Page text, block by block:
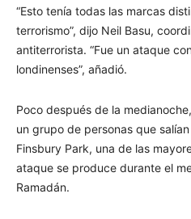
“Esto tenía todas las marcas
terrorismo”, dijo Neil Basu,
antiterrorista. “Fue un ataque
londinenses”, añadió.
Poco después de la
un grupo de personas que
Finsbury Park, una de las
ataque se produce durante el
Ramadán.